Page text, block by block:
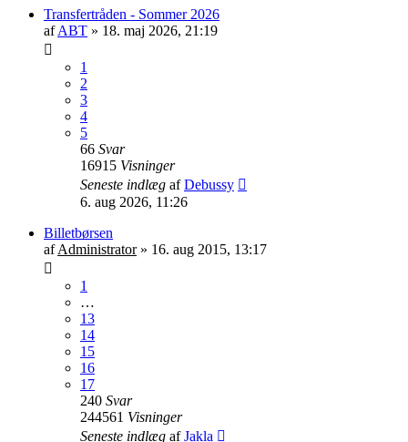
Transfertråden - Sommer 2026
afABT » 18. maj 2026, 21:19
1
2
3
4
5
66 Svar
16915 Visninger
Seneste indlæg afDebussy
6. aug 2026, 11:26
Billetbørsen
afAdministrator» 16. aug 2015, 13:17
1
…
13
14
15
16
17
240 Svar
244561 Visninger
Seneste indlæg afJakla